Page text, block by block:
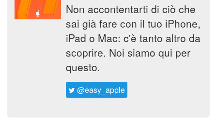
Non accontentarti di ciò che
sai già fare con il tuo iPhone,
iPad o Mac: c'è tanto altro da
scoprire. Noi siamo qui per
questo.
@easy_apple